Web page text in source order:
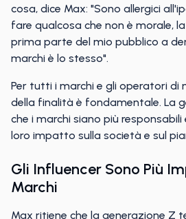
cosa, dice Max: "Sono allergici
fare qualcosa che non è morale,
prima parte del mio pubblico a
marchi è lo stesso".
Per tutti i marchi e gli operatori di
della finalità è fondamentale. La
che i marchi siano più
loro impatto sulla società e sul
Gli Influencer Sono Più
Marchi
Max ritiene che la generazione Z